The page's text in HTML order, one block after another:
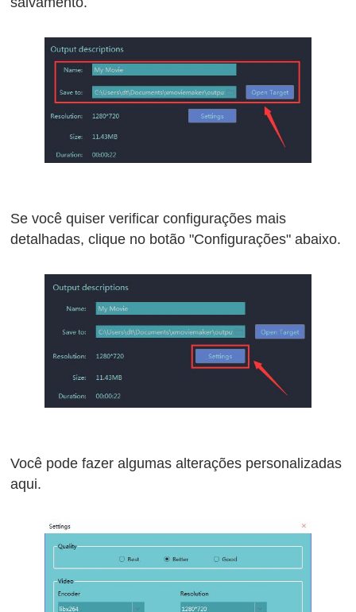
Se você quiser verificar configurações mais
detalhadas, clique no botão "Configurações" abaixo.
Você pode fazer algumas alterações personalizadas
aqui.